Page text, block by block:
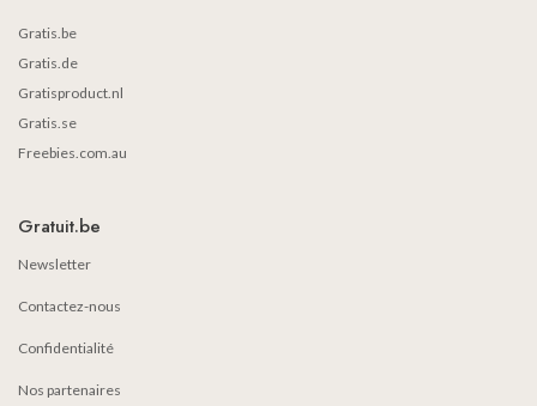
Gratis.be
Gratis.de
Gratisproduct.nl
Gratis.se
Freebies.com.au
Gratuit.be
Newsletter
Contactez-nous
Confidentialité
Nos partenaires